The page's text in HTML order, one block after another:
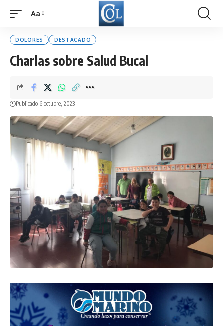
Font
Aa
DOLORES DESTACADO
Charlas sobre Salud Bucal
Publicado 6 octubre, 2023